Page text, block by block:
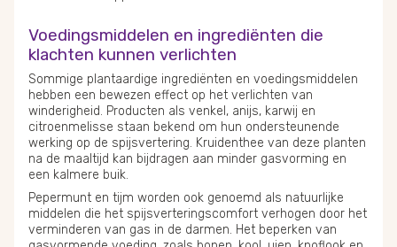
Voedingsmiddelen en ingrediënten die
klachten kunnen verlichten
Sommige plantaardige ingrediënten en voedingsmiddelen
hebben een bewezen effect op het verlichten van
winderigheid. Producten als venkel, anijs, karwij en
citroenmelisse staan bekend om hun ondersteunende
werking op de spijsvertering. Kruidenthee van deze planten
na de maaltijd kan bijdragen aan minder gasvorming en
een kalmere buik.
Pepermunt en tijm worden ook genoemd als natuurlijke
middelen die het spijsverteringscomfort verhogen door het
verminderen van gas in de darmen. Het beperken van